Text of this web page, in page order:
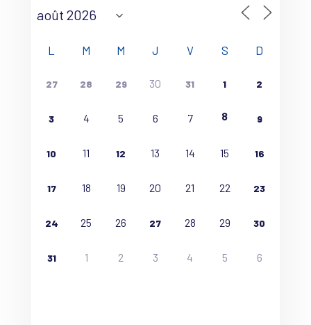
L M M J V S D
27 28 29 30 31 1 2
3 4 5 6 7 8 9
10 11 12 13 14 15 16
17 18 19 20 21 22 23
24 25 26 27 28 29 30
31 1 2 3 4 5 6